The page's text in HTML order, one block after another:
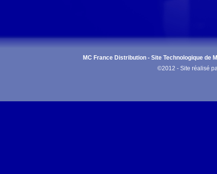
MC France Distribution - Site Technologique de
©2012 - Site réalisé